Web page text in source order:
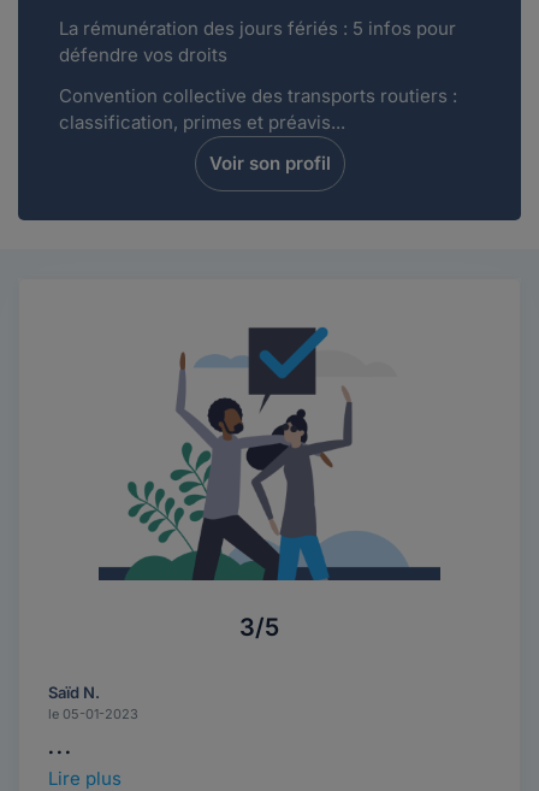
La rémunération des jours fériés : 5 infos pour
défendre vos droits
Convention collective des transports routiers :
classification, primes et préavis...
Voir son profil
3/5
Saïd N.
le 05-01-2023
...
Lire plus